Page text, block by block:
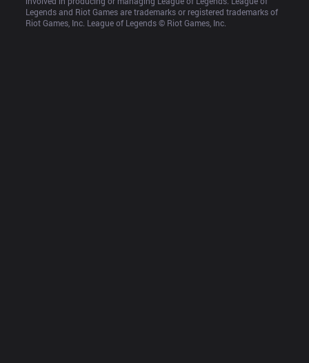
Legends and Riot Games are trademarks or registered trademarks of
Riot Games, Inc. League of Legends © Riot Games, Inc.